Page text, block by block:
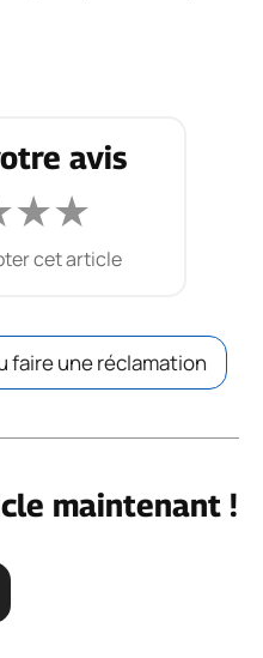
avis
★★
cet article
faire une réclamation
maintenant !